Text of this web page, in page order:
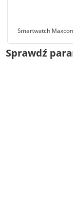
Smartwatch
Sprawdź